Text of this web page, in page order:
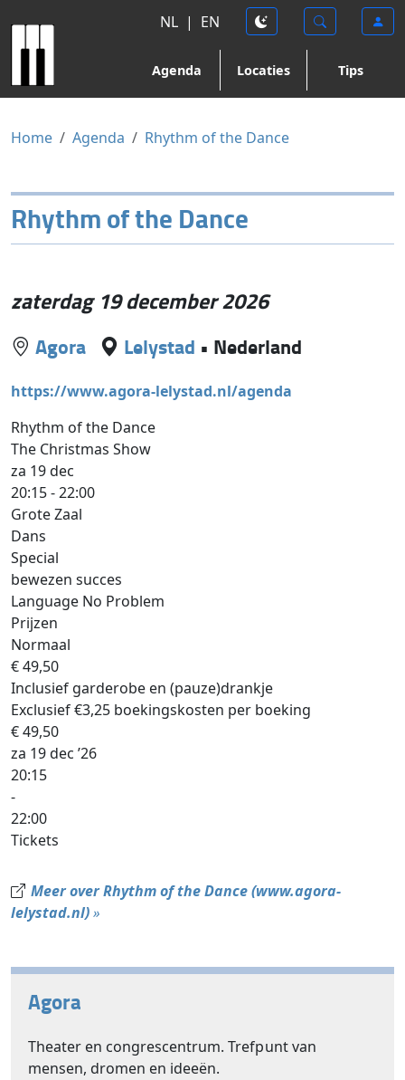
NL | EN
Agenda Locaties Tips
Home Agenda Rhythm of the Dance
Rhythm of the Dance
zaterdag 19 december 2026
Agora Lelystad • Nederland
https://www.agora-lelystad.nl/agenda
Rhythm of the Dance
The Christmas Show
za 19 dec
20:15 - 22:00
Grote Zaal
Dans
Special
bewezen succes
Language No Problem
Prijzen
Normaal
€ 49,50
Inclusief garderobe en (pauze)drankje
Exclusief €3,25 boekingskosten per boeking
€ 49,50
za 19 dec ’26
20:15
-
22:00
Tickets
Meer over Rhythm of the Dance (www.agora-
lelystad.nl)»
Agora
Theater en congrescentrum. Trefpunt van
mensen, dromen en ideeën.